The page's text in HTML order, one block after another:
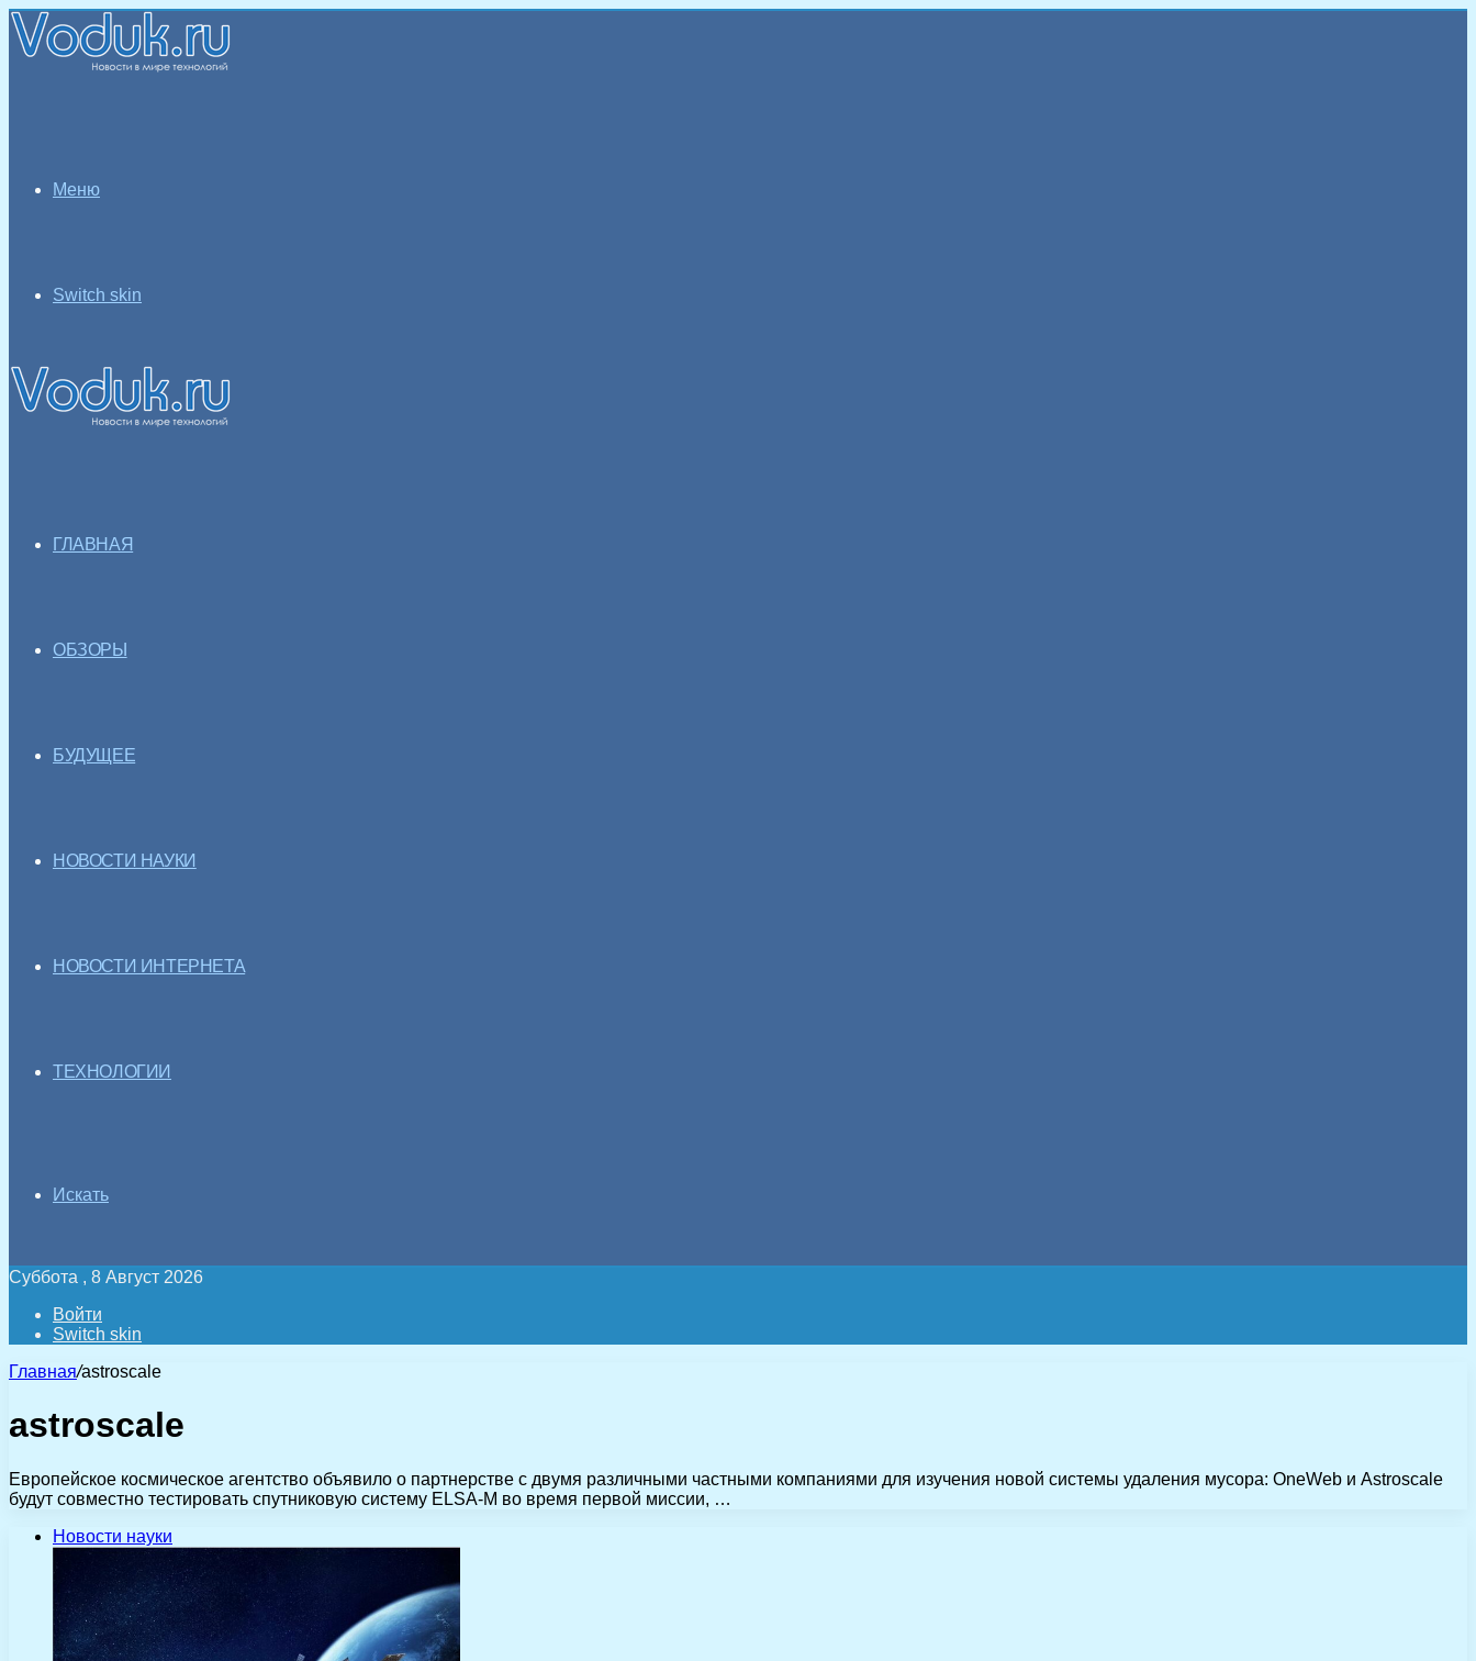
Меню
Switch skin
ГЛАВНАЯ
ОБЗОРЫ
БУДУЩЕЕ
НОВОСТИ НАУКИ
НОВОСТИ ИНТЕРНЕТА
ТЕХНОЛОГИИ
Искать
Суббота , 8 Август 2026
Войти
Switch skin
Главная/astroscale
astroscale
Европейское космическое агентство объявило о партнерстве с двумя различными частными компаниями для изучения новой системы удаления мусора: OneWeb и Astroscale
будут совместно тестировать спутниковую систему ELSA-M во время первой миссии, …
Новости науки